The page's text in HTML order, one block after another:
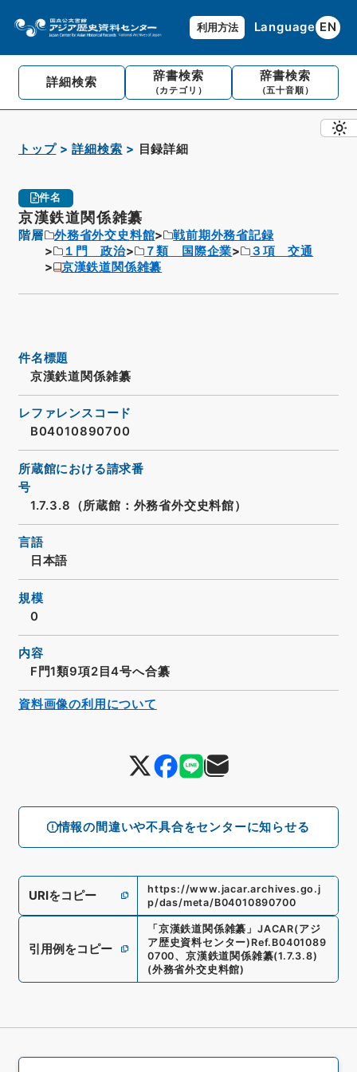
利用方法 Language EN
詳細検索 辞書検索
（カテゴリ）
辞書検索
（五十音順）
トップ 詳細検索 目録詳細
件名
京漢鉄道関係雑纂
階層 外務省外交史料館
戦前期外務省記録
１門 政治
７類 国際企業
３項 交通
京漢鉄道関係雑纂
情報の間違いや不具合をセンターに知らせる
件名標題
京漢鉄道関係雑纂
レファレンスコード
B04010890700
所蔵館における請求番
号
1.7.3.8（所蔵館：外務省外交史料館）
言語
日本語
規模
0
内容
F門1類9項2目4号へ合纂
URIをコピー
https://www.jacar.archives.go.j
p/das/meta/B04010890700
引用例をコピー
「京漢鉄道関係雑纂 」 JACAR(アジ
ア歴史資料センター) Ref. B0401089
0700、 京漢鉄道関係雑纂(1.7.3.8)
(外務省外交史料館)
資料画像の利用について